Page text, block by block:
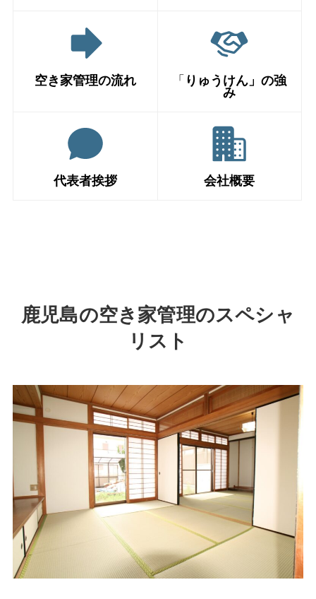
空き家管理の流れ 「 りゅうけん」の強
み
代表者挨拶 会社概要
鹿児島の空き家管理のスペシャ
リスト